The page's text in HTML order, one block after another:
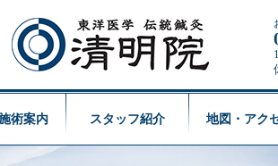
術案内 スタッフ紹介 地図・アク